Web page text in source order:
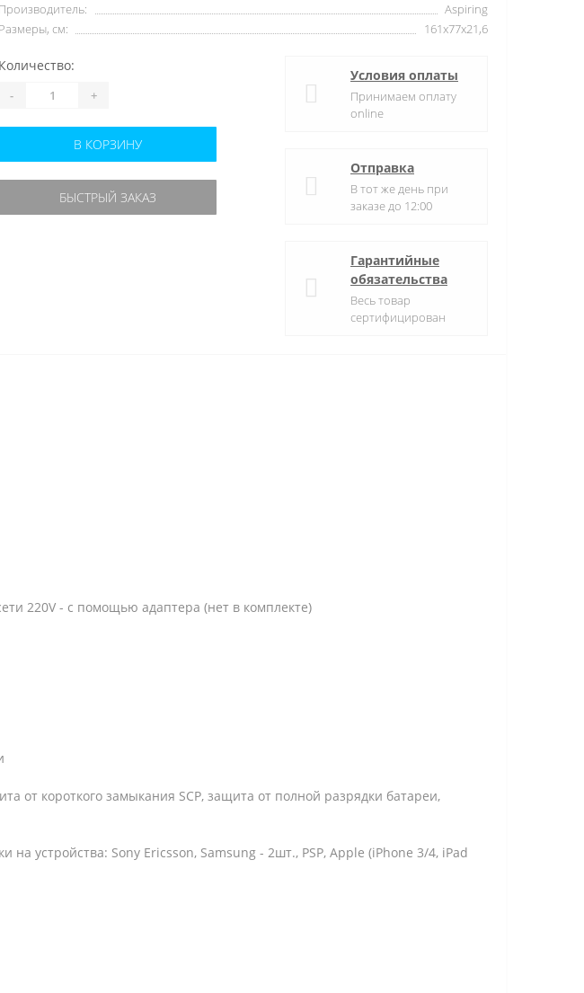
Производитель:
Aspiring
Размеры, см:
161x77x21,6
Количество:
- +
В КОРЗИНУ
БЫСТРЫЙ ЗАКАЗ
Условия оплаты
Принимаем оплату
online
Отправка
В тот же день при
заказе до 12:00
Гарантийные
обязательства
Весь товар
сертифицирован
220V - с помощью адаптера (нет в комплекте)
от короткого замыкания SCP, защита от полной разрядки батареи,
устройства: Sony Ericsson, Samsung - 2шт., PSP, Apple (iPhone 3/4, iPad